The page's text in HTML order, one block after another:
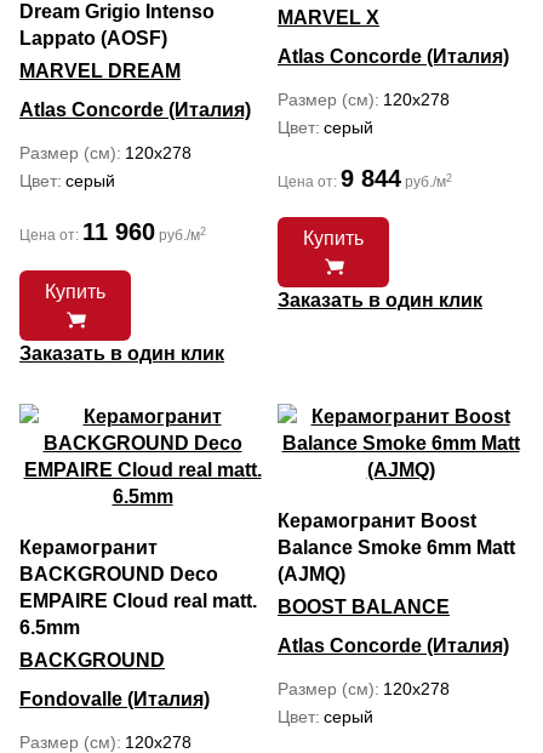
Dream Grigio Intenso
Lappato (AOSF)
MARVEL DREAM
Atlas Concorde (Италия)
Размер (см) 120x278
Цвет серый
Цена от: 11 960 руб./м2
Купить
Заказать в один клик
MARVEL X
Atlas Concorde (Италия)
Размер (см) 120x278
Цвет серый
Цена от: 9 844 руб./м2
Купить
Заказать в один клик
Керамогранит
BACKGROUND Deco
EMPAIRE Cloud real matt.
6.5mm
BACKGROUND
Fondovalle (Италия)
Размер (см) 120x278
Керамогранит Boost
Balance Smoke 6mm Matt
(AJMQ)
BOOST BALANCE
Atlas Concorde (Италия)
Размер (см) 120x278
Цвет серый